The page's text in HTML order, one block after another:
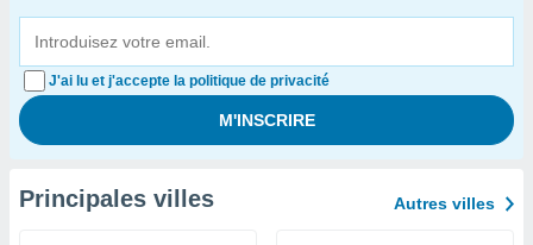
J'ai lu et j'accepte la politique de privacité
Principales villes Autres villes